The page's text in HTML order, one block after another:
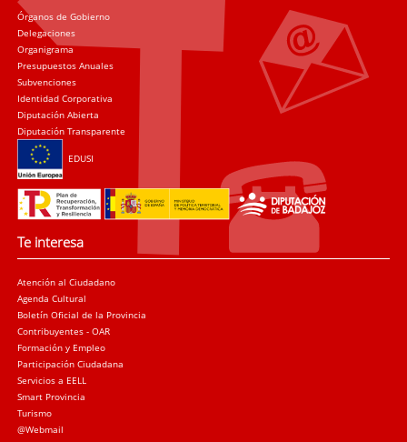
Órganos de Gobierno
Delegaciones
Organigrama
Presupuestos Anuales
Subvenciones
Identidad Corporativa
Diputación Abierta
Diputación Transparente
EDUSI
Te interesa
Atención al Ciudadano
Agenda Cultural
Boletín Oficial de la Provincia
Contribuyentes - OAR
Formación y Empleo
Participación Ciudadana
Servicios a EELL
Smart Provincia
Turismo
@Webmail